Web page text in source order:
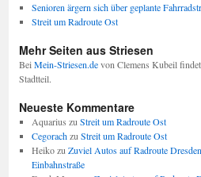
Senioren ärgern sich über geplante
Streit um Radroute Ost
Mehr Seiten aus Striesen
Bei Mein-Striesen.devon Clemens Kubeil
Stadtteil.
Neueste Kommentare
Aquarius zu Streit um Radroute Ost
Cegorachzu Streit um Radroute Ost
Heikozu Zuviel Autos auf Radroute
Einbahnstraße